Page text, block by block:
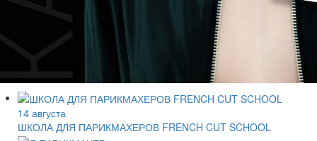
14 августа
ШКОЛА ДЛЯ ПАРИКМАХЕРОВ FRENCH CUT SCHOOL